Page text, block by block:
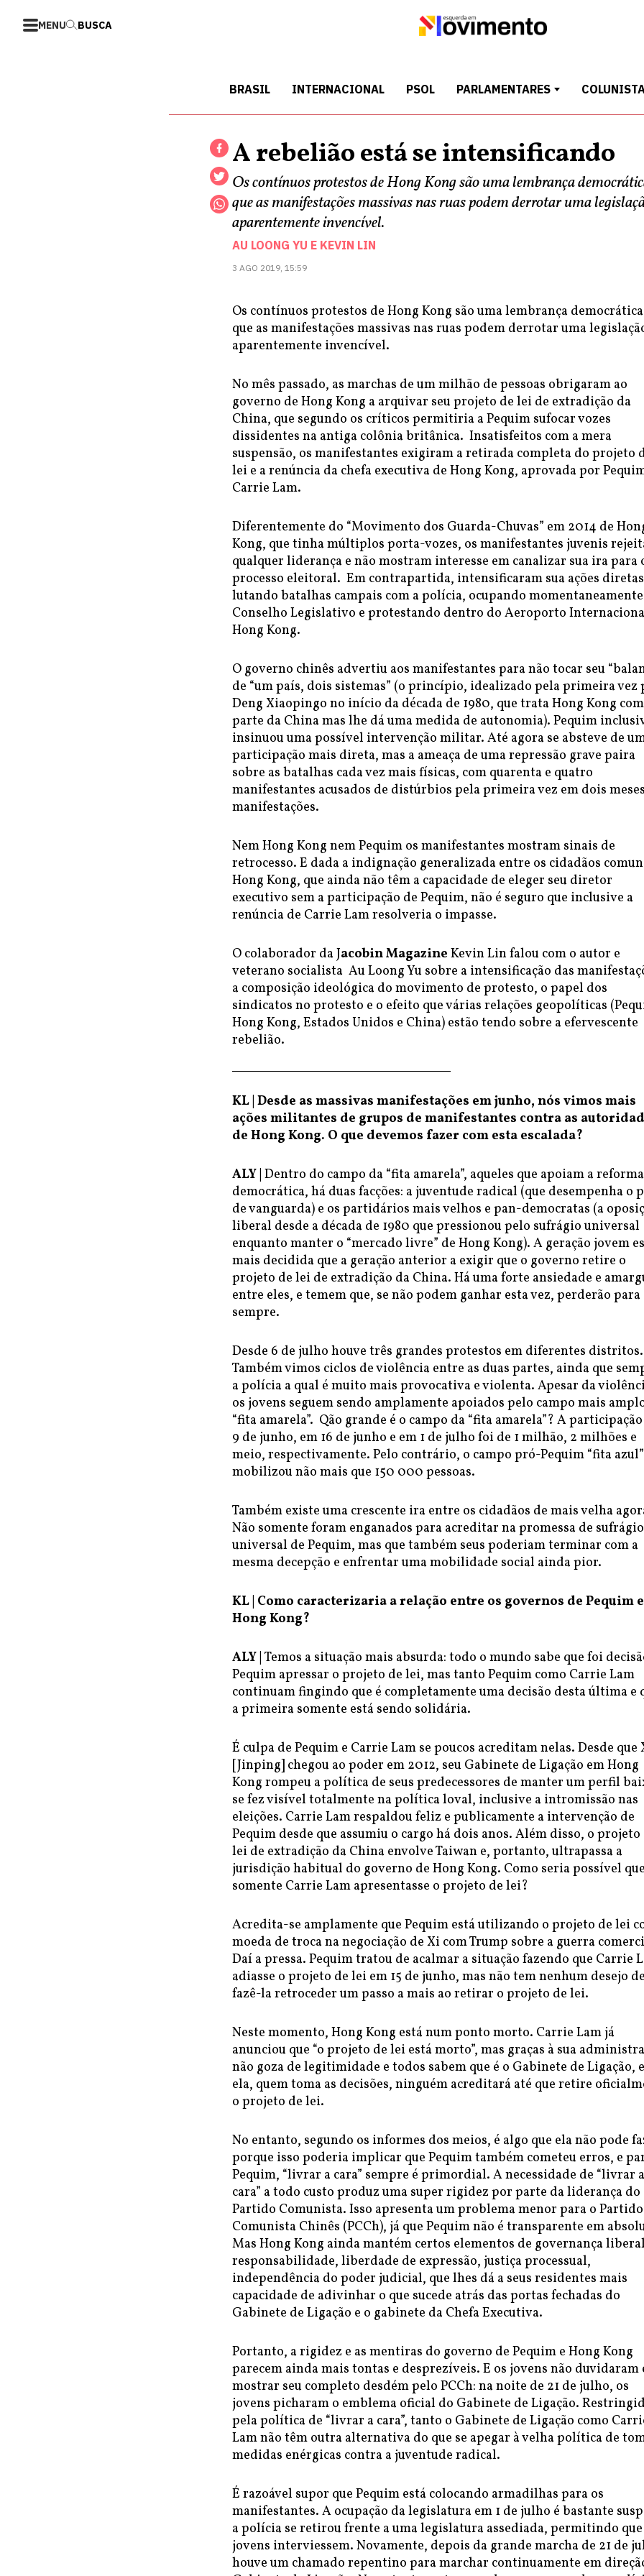
MENU BUSCA
BRASIL INTERNACIONAL PSOL PARLAMENTARES
A rebelião está se intensificando
Os contínuos protestos de Hong Kong são uma lembrança
que as manifestações massivas nas ruas podem derrotar uma
aparentemente invencível.
AU LOONG YU E KEVIN LIN
3 AGO 2019, 15:59
Os contínuos protestos de Hong Kong são uma lembrança
que as manifestações massivas nas ruas podem derrotar uma
aparentemente invencível.
No mês passado, as marchas de um milhão de pessoas obrigaram ao
governo de Hong Kong a arquivar seu projeto de lei de extradição da
China, que segundo os críticos permitiria a Pequim sufocar vozes
dissidentes na antiga colônia britânica. Insatisfeitos com a mera
suspensão, os manifestantes exigiram a retirada completa do projeto
lei e a renúncia da chefa executiva de Hong Kong, aprovada por
Carrie Lam.
Diferentemente do “Movimento dos Guarda-Chuvas” em 2014 de
Kong, que tinha múltiplos porta-vozes, os manifestantes juvenis
qualquer liderança e não mostram interesse em canalizar sua ira para
processo eleitoral. Em contrapartida, intensificaram sua ações
lutando batalhas campais com a polícia, ocupando
Conselho Legislativo e protestando dentro do Aeroporto
Hong Kong.
O governo chinês advertiu aos manifestantes para não tocar seu
de “um país, dois sistemas” (o princípio, idealizado pela primeira vez
Deng Xiaopingo no início da década de 1980, que trata Hong Kong
parte da China mas lhe dá uma medida de autonomia). Pequim
insinuou uma possível intervenção militar. Até agora se absteve de
participação mais direta, mas a ameaça de uma repressão grave paira
sobre as batalhas cada vez mais físicas, com quarenta e quatro
manifestantes acusados de distúrbios pela primeira vez em dois
manifestações.
Nem Hong Kong nem Pequim os manifestantes mostram sinais de
retrocesso. E dada a indignação generalizada entre os cidadãos
Hong Kong, que ainda não têm a capacidade de eleger seu diretor
executivo sem a participação de Pequim, não é seguro que inclusive a
renúncia de Carrie Lam resolveria o impasse.
O colaborador da Jacobin Magazine Kevin Lin falou com o autor e
veterano socialista Au Loong Yu sobre a intensificação das
a composição ideológica do movimento de protesto, o papel dos
sindicatos no protesto e o efeito que várias relações geopolíticas
Hong Kong, Estados Unidos e China) estão tendo sobre a efervescente
rebelião.
KL | Desde as massivas manifestações em junho, nós vimos mais
ações militantes de grupos de manifestantes contra as
de Hong Kong. O que devemos fazer com esta escalada?
ALY | Dentro do campo da “fita amarela”, aqueles que apoiam a reforma
democrática, há duas facções: a juventude radical (que desempenha o
de vanguarda) e os partidários mais velhos e pan-democratas (a
liberal desde a década de 1980 que pressionou pelo sufrágio universal
enquanto manter o “mercado livre” de Hong Kong). A geração jovem
mais decidida que a geração anterior a exigir que o governo retire o
projeto de lei de extradição da China. Há uma forte ansiedade e
entre eles, e temem que, se não podem ganhar esta vez, perderão para
sempre.
Desde 6 de julho houve três grandes protestos em diferentes distritos.
Também vimos ciclos de violência entre as duas partes, ainda que
a polícia a qual é muito mais provocativa e violenta. Apesar da
os jovens seguem sendo amplamente apoiados pelo campo mais
“fita amarela”. Qão grande é o campo da “fita amarela”? A
9 de junho, em 16 de junho e em 1 de julho foi de 1 milhão, 2 milhões e
meio, respectivamente. Pelo contrário, o campo pró-Pequim “fita azul”
mobilizou não mais que 150 000 pessoas.
Também existe uma crescente ira entre os cidadãos de mais velha
Não somente foram enganados para acreditar na promessa de sufrágio
universal de Pequim, mas que também seus poderiam terminar com a
mesma decepção e enfrentar uma mobilidade social ainda pior.
KL | Como caracterizaria a relação entre os governos de Pequim e
Hong Kong?
ALY | Temos a situação mais absurda: todo o mundo sabe que foi
Pequim apressar o projeto de lei, mas tanto Pequim como Carrie Lam
continuam fingindo que é completamente uma decisão desta última e
a primeira somente está sendo solidária.
É culpa de Pequim e Carrie Lam se poucos acreditam nelas. Desde que
[Jinping] chegou ao poder em 2012, seu Gabinete de Ligação em Hong
Kong rompeu a política de seus predecessores de manter um perfil
se fez visível totalmente na política loval, inclusive a intromissão nas
eleições. Carrie Lam respaldou feliz e publicamente a intervenção de
Pequim desde que assumiu o cargo há dois anos. Além disso, o projeto
lei de extradição da China envolve Taiwan e, portanto, ultrapassa a
jurisdição habitual do governo de Hong Kong. Como seria possível que
somente Carrie Lam apresentasse o projeto de lei?
Acredita-se amplamente que Pequim está utilizando o projeto de lei
moeda de troca na negociação de Xi com Trump sobre a guerra
Daí a pressa. Pequim tratou de acalmar a situação fazendo que Carrie
adiasse o projeto de lei em 15 de junho, mas não tem nenhum desejo de
fazê-la retroceder um passo a mais ao retirar o projeto de lei.
Neste momento, Hong Kong está num ponto morto. Carrie Lam já
anunciou que “o projeto de lei está morto”, mas graças à sua
não goza de legitimidade e todos sabem que é o Gabinete de Ligação,
ela, quem toma as decisões, ninguém acreditará até que retire
o projeto de lei.
No entanto, segundo os informes dos meios, é algo que ela não pode
porque isso poderia implicar que Pequim também cometeu erros, e
Pequim, “livrar a cara” sempre é primordial. A necessidade de “livrar a
cara” a todo custo produz uma super rigidez por parte da liderança do
Partido Comunista. Isso apresenta um problema menor para o Partido
Comunista Chinês (PCCh), já que Pequim não é transparente em
Mas Hong Kong ainda mantém certos elementos de governança
responsabilidade, liberdade de expressão, justiça processual,
independência do poder judicial, que lhes dá a seus residentes mais
capacidade de adivinhar o que sucede atrás das portas fechadas do
Gabinete de Ligação e o gabinete da Chefa Executiva.
Portanto, a rigidez e as mentiras do governo de Pequim e Hong Kong
parecem ainda mais tontas e desprezíveis. E os jovens não duvidaram
mostrar seu completo desdém pelo PCCh: na noite de 21 de julho, os
jovens picharam o emblema oficial do Gabinete de Ligação.
pela política de “livrar a cara”, tanto o Gabinete de Ligação como
Lam não têm outra alternativa do que se apegar à velha política de
medidas enérgicas contra a juventude radical.
É razoável supor que Pequim está colocando armadilhas para os
manifestantes. A ocupação da legislatura em 1 de julho é bastante
a polícia se retirou frente a uma legislatura assediada, permitindo que
jovens interviessem. Novamente, depois da grande marcha de 21 de
houve um chamado repentino para marchar continuamente em